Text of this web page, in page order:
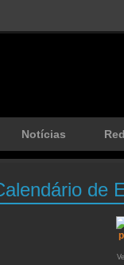
Notícias
de